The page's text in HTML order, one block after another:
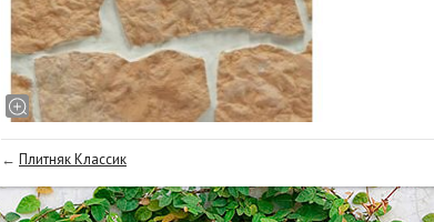
← Плитняк Классик